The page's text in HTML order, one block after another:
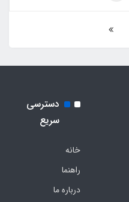
دسترسی
سریع
خانه
راهنما
درباره ما